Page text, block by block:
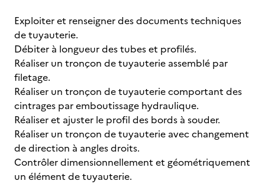
Exploiter et renseigner des documents techniques
de tuyauterie.
Débiter à longueur des tubes et profilés.
Réaliser un tronçon de tuyauterie assemblé par
filetage.
Réaliser un tronçon de tuyauterie comportant des
cintrages par emboutissage hydraulique.
Réaliser et ajuster le profil des bords à souder.
Réaliser un tronçon de tuyauterie avec changement
de direction à angles droits.
Contrôler dimensionnellement et géométriquement
un élément de tuyauterie.